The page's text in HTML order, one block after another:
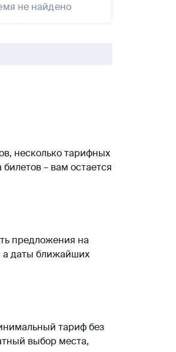
не найдено
несколько тарифных
– вам остается
предложения на
а даты ближайших
тариф без
выбор места,